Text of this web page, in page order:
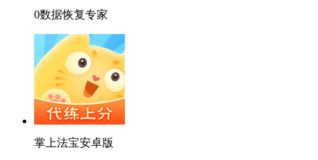
0数据恢复专家
掌上法宝安卓版